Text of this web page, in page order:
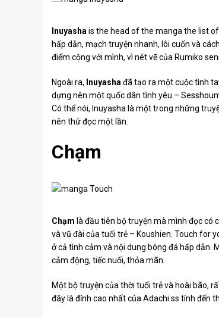
Inuyasha is the head of the manga the list
hấp dẫn, mạch truyện nhanh, lôi cuốn và
điểm cộng với mình, vì nét vẽ của Rumiko
Ngoài ra, Inuyasha đã tạo ra một cuộc tình
dựng nên một quốc dân tình yêu –
Có thể nói, Inuyasha là một trong những
nên thử đọc một lần.
Chạm
Chạm là đầu tiên bộ truyện mà mình đọc có
và vũ đài của tuổi trẻ – Koushien. Touch for
ở cả tình cảm và nội dung bóng đá hấp dẫn.
cảm động, tiếc nuối, thỏa mãn.
Một bộ truyện của thời tuổi trẻ và hoài bão,
đây là đỉnh cao nhất của Adachi ss tính đến